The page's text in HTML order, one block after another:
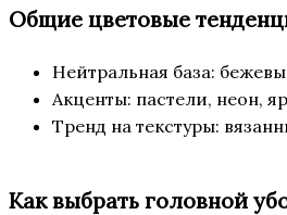
Общие цветовые
Нейтральная база:
Акценты: пастели, неон,
Тренд на текстуры:
Как выбрать головной